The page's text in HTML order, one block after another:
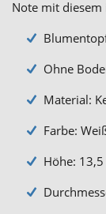
Note mit
Ohne
Material:
Farbe:
Höhe: